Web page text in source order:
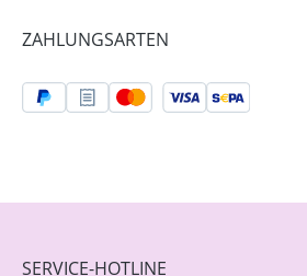
ZAHLUNGSARTEN
SERVICE-HOTLINE